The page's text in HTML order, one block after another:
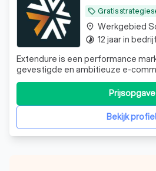
local_offer Gratis
Extendure is een performance
gevestigde en ambitieuze e-
serieus willen investeren in groei.
Partner combineren we
Ads-expertise om webshops te
hogere marges en een beter
Bekijk
Prijsopgave
place Werkgebied
timelapse 12 jaar in bedrijf